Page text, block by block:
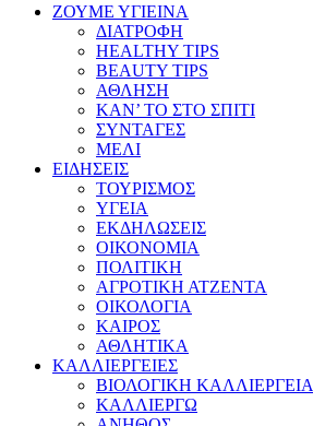
ΖΟΥΜΕ ΥΓΙΕΙΝΑ
ΔΙΑΤΡΟΦΗ
HEALTHY TIPS
BEAUTY TIPS
ΑΘΛΗΣΗ
ΚΑΝ’ ΤΟ ΣΤΟ ΣΠΙΤΙ
ΣΥΝΤΑΓΕΣ
ΜΕΛΙ
ΕΙΔΗΣΕΙΣ
ΤΟΥΡΙΣΜΟΣ
ΥΓΕΙΑ
ΕΚΔΗΛΩΣΕΙΣ
ΟΙΚΟΝΟΜΙΑ
ΠΟΛΙΤΙΚΗ
ΑΓΡΟΤΙΚΗ ΑΤΖΕΝΤΑ
ΟΙΚΟΛΟΓΙΑ
ΚΑΙΡΟΣ
ΑΘΛΗΤΙΚΑ
ΚΑΛΛΙΕΡΓΕΙΕΣ
ΒΙΟΛΟΓΙΚΗ ΚΑΛΛΙΕΡΓΕΙΑ
ΚΑΛΛΙΕΡΓΩ